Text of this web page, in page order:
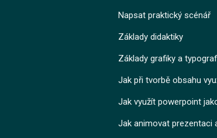
Napsat praktický scénář
Základy didaktiky
Základy grafiky a
Jak při tvorbě obsahu
Jak využít powerpoint
Jak animovat prezentaci